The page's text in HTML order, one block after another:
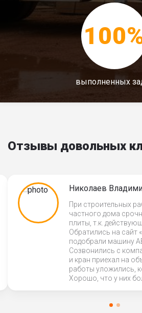
выполненных
Отзывы довольных
Николаев
При строительных
частного дома
плиты, т.к.
Обратились на сайт
подобрали машину
Созвонились с
и кран приехал на
работы уложились,
Хорошо, что у них